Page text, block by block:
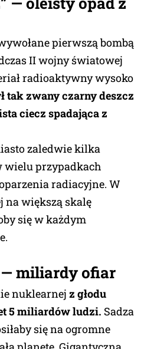
pierwszą bombą
II wojny światowej
radioaktywny wysoko
tak zwany czarny deszcz
ciecz spadająca z
zaledwie kilka
wielu przypadkach
radiacyjne. W
na większą skalę
się w każdym
— miliardy ofiar
nuklearnej z głodu
5 miliardów ludzi. Sadza
się na ogromne